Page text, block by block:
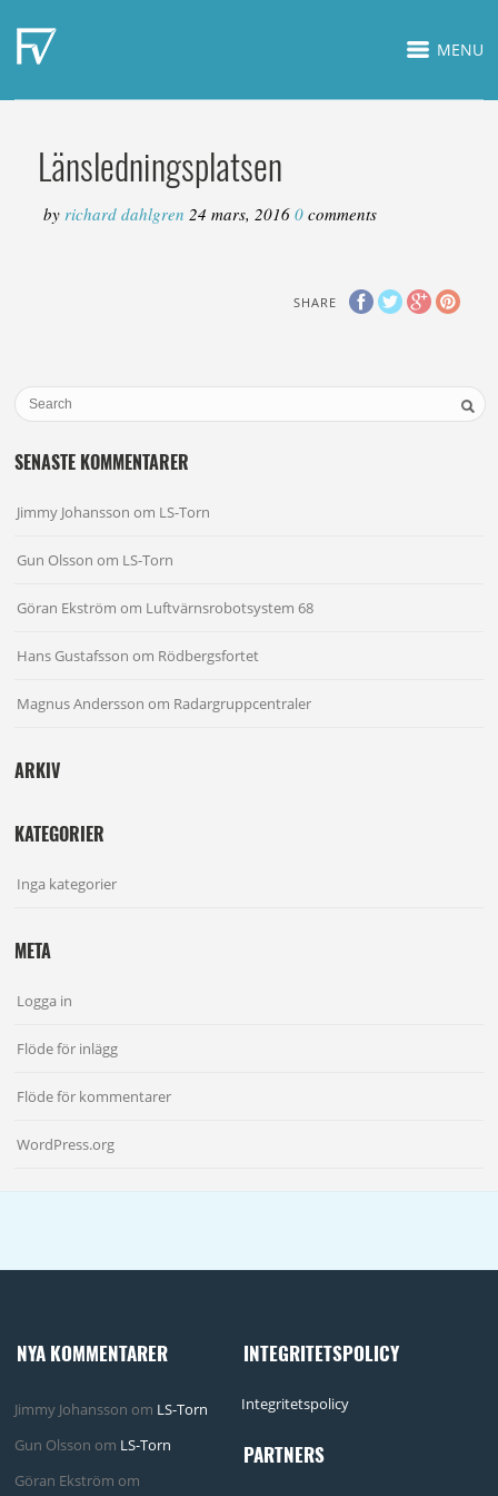
MENU
Länsledningsplatsen
byrichard dahlgren24 mars, 2016 0comments
SHARE
SENASTE KOMMENTARER
Jimmy Johansson om LS-Torn
Gun Olsson om LS-Torn
Göran Ekström om Luftvärnsrobotsystem 68
Hans Gustafsson om Rödbergsfortet
Magnus Andersson om Radargruppcentraler
ARKIV
KATEGORIER
Inga kategorier
META
Logga in
Flöde för inlägg
Flöde för kommentarer
WordPress.org
NYA KOMMENTARER
Jimmy Johansson om LS-Torn
Gun Olsson om LS-Torn
Göran Ekström om
INTEGRITETSPOLICY
Integritetspolicy
PARTNERS